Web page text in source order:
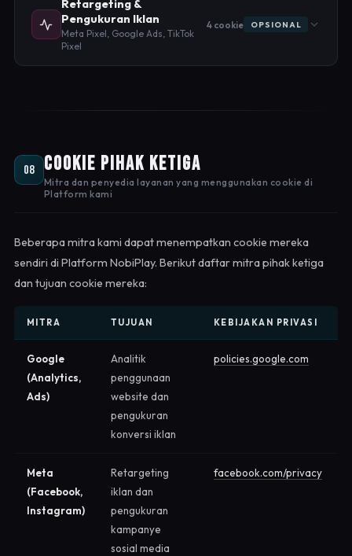
Retargeting &
Pengukuran Iklan
Meta Pixel, Google Ads, TikTok
Pixel
4 cookie OPSIONAL
08 Cookie Pihak Ketiga
Mitra dan penyedia layanan yang menggunakan cookie di
Platform kami
Beberapa mitra kami dapat menempatkan cookie mereka
sendiri di Platform NobiPlay. Berikut daftar mitra pihak ketiga
dan tujuan cookie mereka:
MITRA TUJUAN KEBIJAKAN PRIVASI
Google
(Analytics,
Ads)
Analitik
penggunaan
website dan
pengukuran
konversi iklan
policies.google.com
Meta
(Facebook,
Instagram)
Retargeting
iklan dan
pengukuran
kampanye
sosial media
facebook.com/privacy